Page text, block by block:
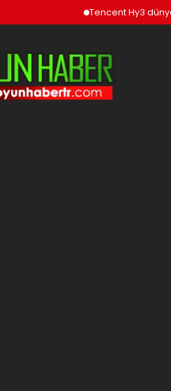
Tencent Hy3